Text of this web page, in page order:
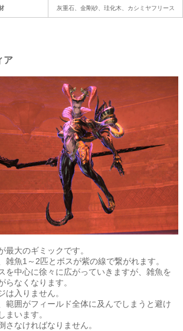
灰重石、金剛砂、珪化木、カシミヤフリース
ア
最大のギミックです。
雑魚1～2匹とボスが紫の線で繋がれます。
を中心に徐々に広がっていきますが、雑魚を
らなくなります。
は入りません。
範囲がフィールド全体に及んでしまうと避け
まいます。
さなければなりません。